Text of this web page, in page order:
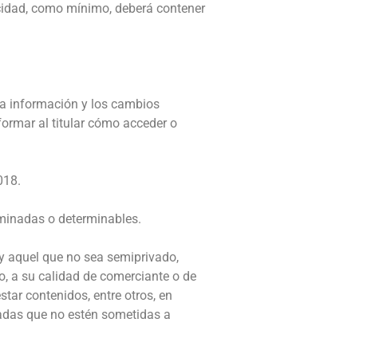
como mínimo, deberá contener
información y los cambios
al titular cómo acceder o
o determinables.
que no sea semiprivado,
a su calidad de comerciante o de
contenidos, entre otros, en
que no estén sometidas a